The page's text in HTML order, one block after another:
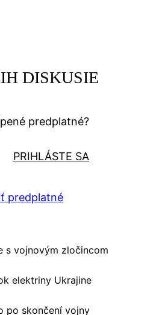
DISKUSIE
predplatné?
PRIHLÁSTE SA
predplatné
s vojnovým zločincom
elektriny Ukrajine
po skončení vojny